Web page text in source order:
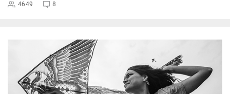
4649 8